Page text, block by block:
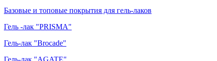
Базовые и топовые покрытия для гель-лаков
Гель -лак "PRISMA"
Гель-лак "Brocade"
Гель-лак "AGATE"